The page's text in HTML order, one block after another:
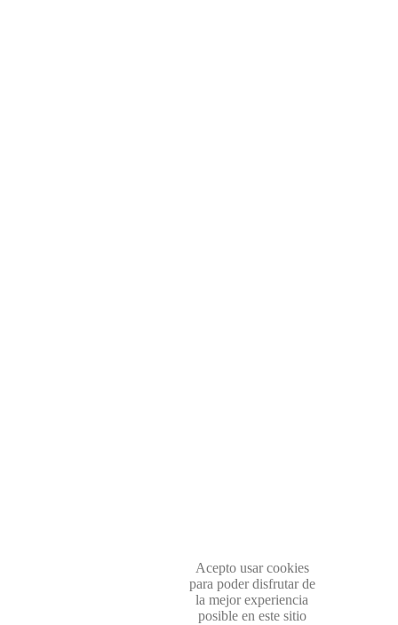
Acepto usar cookies
para poder disfrutar de
la mejor experiencia
posible en este sitio